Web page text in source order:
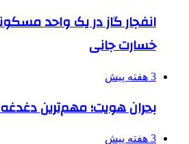
انفجار گاز در یک واحد
خسارت جانی
3 هفته پیش
بحران هویت؛ مهم‌ترین
3 هفته پیش